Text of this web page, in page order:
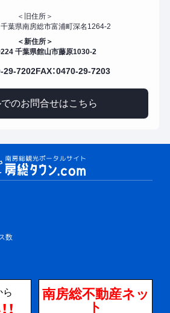
＜旧住所＞
葉県南房総市富浦町深名1264-2
＜新住所＞
千葉県館山市藤原1030-2
29-7202FAX：0470-29-7203
でのお問合せはこちら
数
ら
南房総不動産ネッ
ト